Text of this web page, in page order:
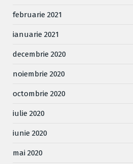
februarie 2021
ianuarie 2021
decembrie 2020
noiembrie 2020
octombrie 2020
iulie 2020
iunie 2020
mai 2020